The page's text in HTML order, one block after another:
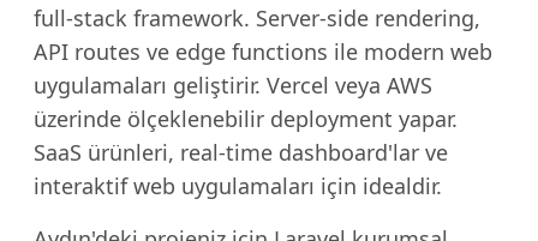
full-stack framework. Server-side rendering,
API routes ve edge functions ile modern web
uygulamaları geliştirir. Vercel veya AWS
üzerinde ölçeklenebilir deployment yapar.
SaaS ürünleri, real-time dashboard'lar ve
interaktif web uygulamaları için idealdir.